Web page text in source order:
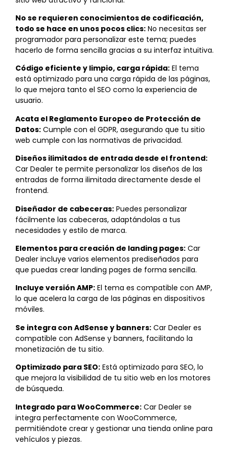
No se requieren conocimientos de codificación,
todo se hace en unos pocos clics: No necesitas ser
programador para personalizar este tema; puedes
hacerlo de forma sencilla gracias a su interfaz intuitiva.
Código eficiente y limpio, carga rápida: El tema
está optimizado para una carga rápida de las páginas,
lo que mejora tanto el SEO como la experiencia de
usuario.
Acata el Reglamento Europeo de Protección de
Datos: Cumple con el GDPR, asegurando que tu sitio
web cumple con las normativas de privacidad.
Diseños ilimitados de entrada desde el frontend:
Car Dealer te permite personalizar los diseños de las
entradas de forma ilimitada directamente desde el
frontend.
Diseñador de cabeceras: Puedes personalizar
fácilmente las cabeceras, adaptándolas a tus
necesidades y estilo de marca.
Elementos para creación de landing pages: Car
Dealer incluye varios elementos prediseñados para
que puedas crear landing pages de forma sencilla.
Incluye versión AMP: El tema es compatible con AMP,
lo que acelera la carga de las páginas en dispositivos
móviles.
Se integra con AdSense y banners: Car Dealer es
compatible con AdSense y banners, facilitando la
monetización de tu sitio.
Optimizado para SEO: Está optimizado para SEO, lo
que mejora la visibilidad de tu sitio web en los motores
de búsqueda.
Integrado para WooCommerce: Car Dealer se
integra perfectamente con WooCommerce,
permitiéndote crear y gestionar una tienda online para
vehículos y piezas.